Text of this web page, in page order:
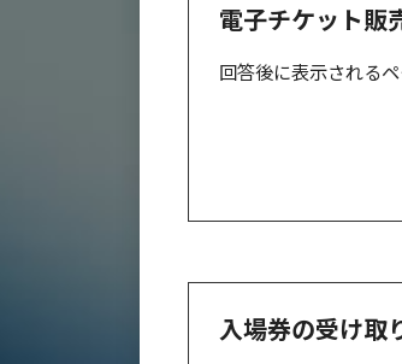
電子チケット
回答後に表示される
入場券の受け取